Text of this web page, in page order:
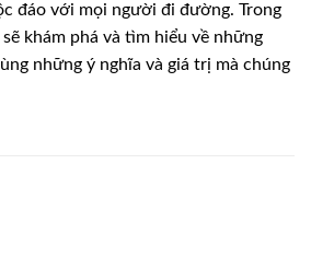
đáo với mọi người đi đường. Trong
khám phá và tìm hiểu về những
những ý nghĩa và giá trị mà chúng